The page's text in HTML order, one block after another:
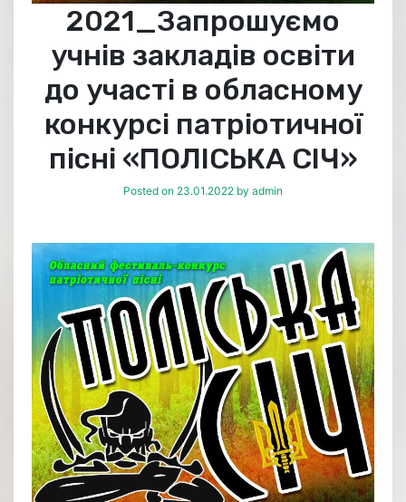
2021_Запрошуємо
учнів закладів освіти
до участі в обласному
конкурсі патріотичної
пісні «ПОЛІСЬКА СІЧ»
Posted on 23.01.2022 by admin